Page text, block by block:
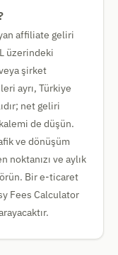
affiliate geliri
üzerindeki
şirket
ayrı, Türkiye
net geliri
de düşün.
ve dönüşüm
noktanızı ve aylık
Bir e-ticaret
Fees Calculator